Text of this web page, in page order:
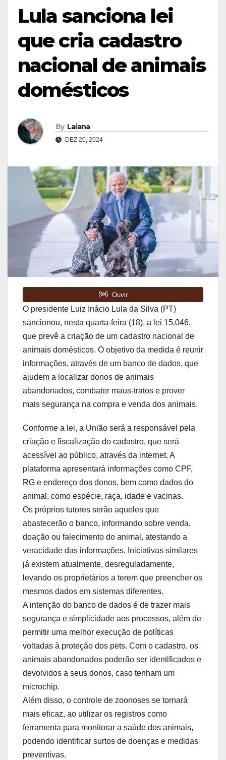
Lula sanciona lei
que cria cadastro
nacional de animais
domésticos
By Laiana
DEZ 20, 2024
O presidente Luiz Inácio Lula da Silva (PT)
sancionou, nesta quarta-feira (18), a lei 15.046,
que prevê a criação de um cadastro nacional de
animais domésticos. O objetivo da medida é reunir
informações, através de um banco de dados, que
ajudem a localizar donos de animais
abandonados, combater maus-tratos e prover
mais segurança na compra e venda dos animais.
Conforme a lei, a União será a responsável pela
criação e fiscalização do cadastro, que será
acessível ao público, através da internet. A
plataforma apresentará informações como CPF,
RG e endereço dos donos, bem como dados do
animal, como espécie, raça, idade e vacinas.
Os próprios tutores serão aqueles que
abastecerão o banco, informando sobre venda,
doação ou falecimento do animal, atestando a
veracidade das informações. Iniciativas similares
já existem atualmente, desreguladamente,
levando os proprietários a terem que preencher os
mesmos dados em sistemas diferentes.
A intenção do banco de dados é de trazer mais
segurança e simplicidade aos processos, além de
permitir uma melhor execução de políticas
voltadas à proteção dos pets. Com o cadastro, os
animais abandonados poderão ser identificados e
devolvidos a seus donos, caso tenham um
microchip.
Além disso, o controle de zoonoses se tornará
mais eficaz, ao utilizar os registros como
ferramenta para monitorar a saúde dos animais,
podendo identificar surtos de doenças e medidas
preventivas.